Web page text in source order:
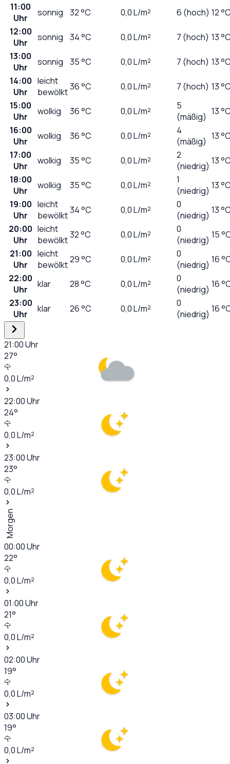
11:00
Uhr
sonnig 32°C 0,0L/m² 6 (hoch) 12
12:00
Uhr
sonnig 34°C 0,0L/m² 7 (hoch) 13
13:00
Uhr
sonnig 35°C 0,0L/m² 7 (hoch) 13
14:00
Uhr
leicht
bewölkt36°C 0,0L/m² 7 (hoch) 13
15:00
Uhr
wolkig 36°C 0,0L/m²
5
(mäßig) 13
16:00
Uhr
wolkig 36°C 0,0L/m²
4
(mäßig) 13
17:00
Uhr
wolkig 35°C 0,0L/m²
2
(niedrig) 13
18:00
Uhr
wolkig 35°C 0,0L/m²
1
(niedrig) 13
19:00
Uhr
leicht
bewölkt34°C 0,0L/m²
0
(niedrig) 13
20:00
Uhr
leicht
bewölkt32°C 0,0L/m²
0
(niedrig) 15
21:00
Uhr
leicht
bewölkt29°C 0,0L/m²
0
(niedrig) 16
22:00
Uhr
klar 28°C 0,0L/m²
0
(niedrig) 16
23:00
Uhr
klar 26°C 0,0L/m²
0
(niedrig) 16
21:00Uhr
27°
0,0L/m²
22:00Uhr
24°
0,0L/m²
23:00Uhr
23°
0,0L/m²
Morgen
00:00Uhr
22°
0,0L/m²
01:00Uhr
21°
0,0L/m²
02:00Uhr
19°
0,0L/m²
03:00Uhr
19°
0,0L/m²